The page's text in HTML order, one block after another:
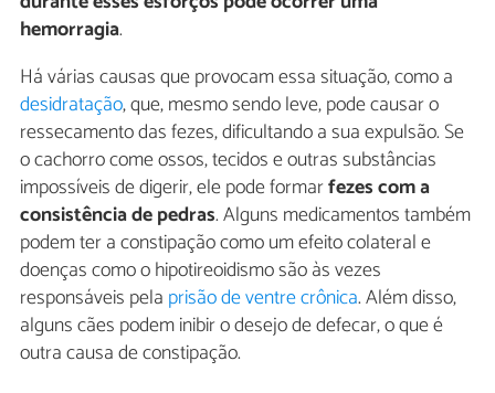
hemorragia.
Há várias causas que provocam essa situação, como a
desidratação, que, mesmo sendo leve, pode causar o
ressecamento das fezes, dificultando a sua expulsão. Se
o cachorro come ossos, tecidos e outras substâncias
impossíveis de digerir, ele pode formarfezes com a
consistência de pedras. Alguns medicamentos também
podem ter a constipação como um efeito colateral e
doenças como o hipotireoidismo são às vezes
responsáveis pela prisão de ventre crônica. Além disso,
alguns cães podem inibir o desejo de defecar, o que é
outra causa de constipação.